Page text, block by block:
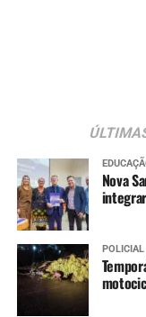
Nova
POLICIAL